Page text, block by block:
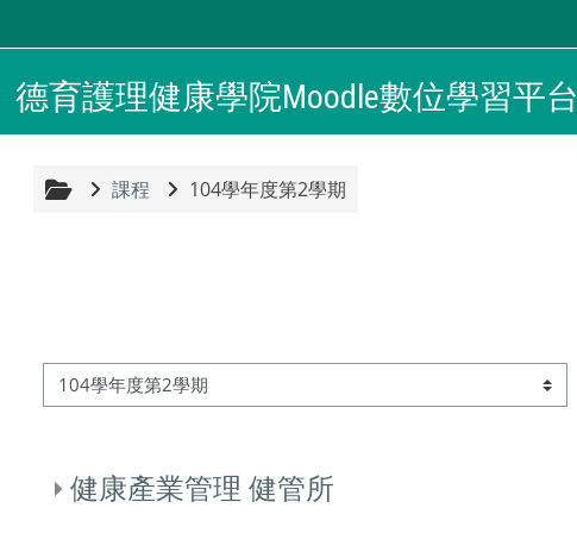
德育護理健康學院Moodle數位學習平台
課程 104學年度第2學期
課程類別
健康產業管理 健管所